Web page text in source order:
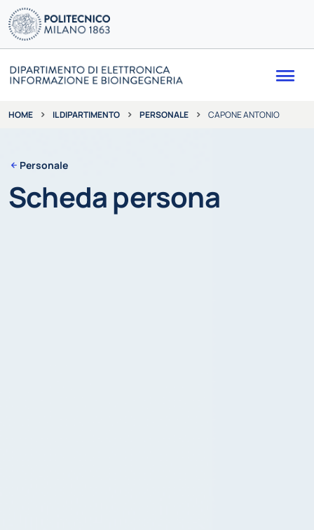
HOME IL DIPARTIMENTO PERSONALE CAPONE ANTONIO
Personale
Scheda persona